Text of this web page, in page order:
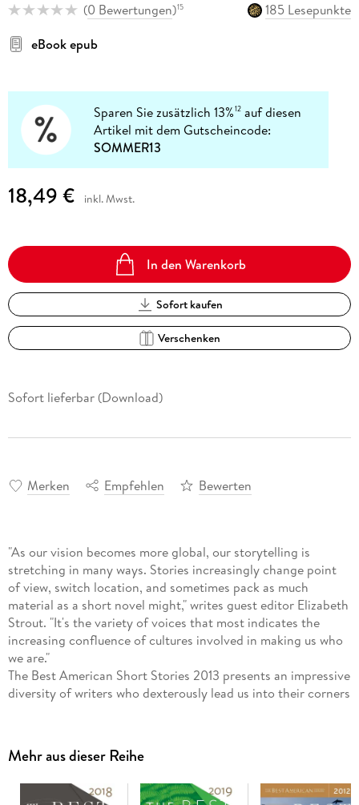
(0 Bewertungen)15
185 Lesepunkte
eBook epub
Sparen Sie zusätzlich 13%12 auf diesen
Artikel mit dem Gutscheincode:
SOMMER13
18,49 € inkl. Mwst.
In den Warenkorb
Sofort kaufen
Verschenken
Sofort lieferbar (Download)
Merken Empfehlen Bewerten
"As our vision becomes more global, our storytelling is
stretching in many ways. Stories increasingly change point
of view, switch location, and sometimes pack as much
material as a short novel might," writes guest editor Elizabeth
Strout. "It's the variety of voices that most indicates the
increasing confluence of cultures involved in making us who
we are."
The Best American Short Stories 2013 presents an impressive
diversity of writers who dexterously lead us into their corners
In "Miss Lora," Junot Díaz masterfully puts us in the mind of a
Mehr aus dieser Reihe